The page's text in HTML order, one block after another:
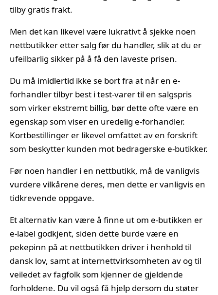
tilby gratis frakt.
Men det kan likevel være lukrativt å sjekke noen
nettbutikker etter salg før du handler, slik at du er
ufeilbarlig sikker på å få den laveste prisen.
Du må imidlertid ikke se bort fra at når en e-
forhandler tilbyr best i test-varer til en salgspris
som virker ekstremt billig, bør dette ofte være en
egenskap som viser en uredelig e-forhandler.
Kortbestillinger er likevel omfattet av en forskrift
som beskytter kunden mot bedragerske e-butikker.
Før noen handler i en nettbutikk, må de vanligvis
vurdere vilkårene deres, men dette er vanligvis en
tidkrevende oppgave.
Et alternativ kan være å finne ut om e-butikken er
e-label godkjent, siden dette burde være en
pekepinn på at nettbutikken driver i henhold til
dansk lov, samt at internettvirksomheten av og til
veiledet av fagfolk som kjenner de gjeldende
forholdene. Du vil også få hjelp dersom du støter